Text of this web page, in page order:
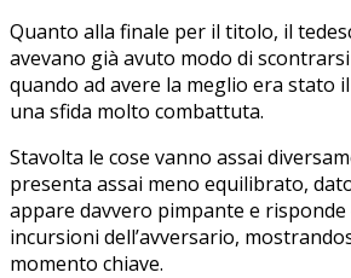
Quanto alla finale per il titolo, il
avevano già avuto modo di
quando ad avere la meglio era stato
una sfida molto combattuta.
Stavolta le cose vanno assai
presenta assai meno equilibrato,
appare davvero pimpante e
incursioni dell’avversario,
momento chiave.